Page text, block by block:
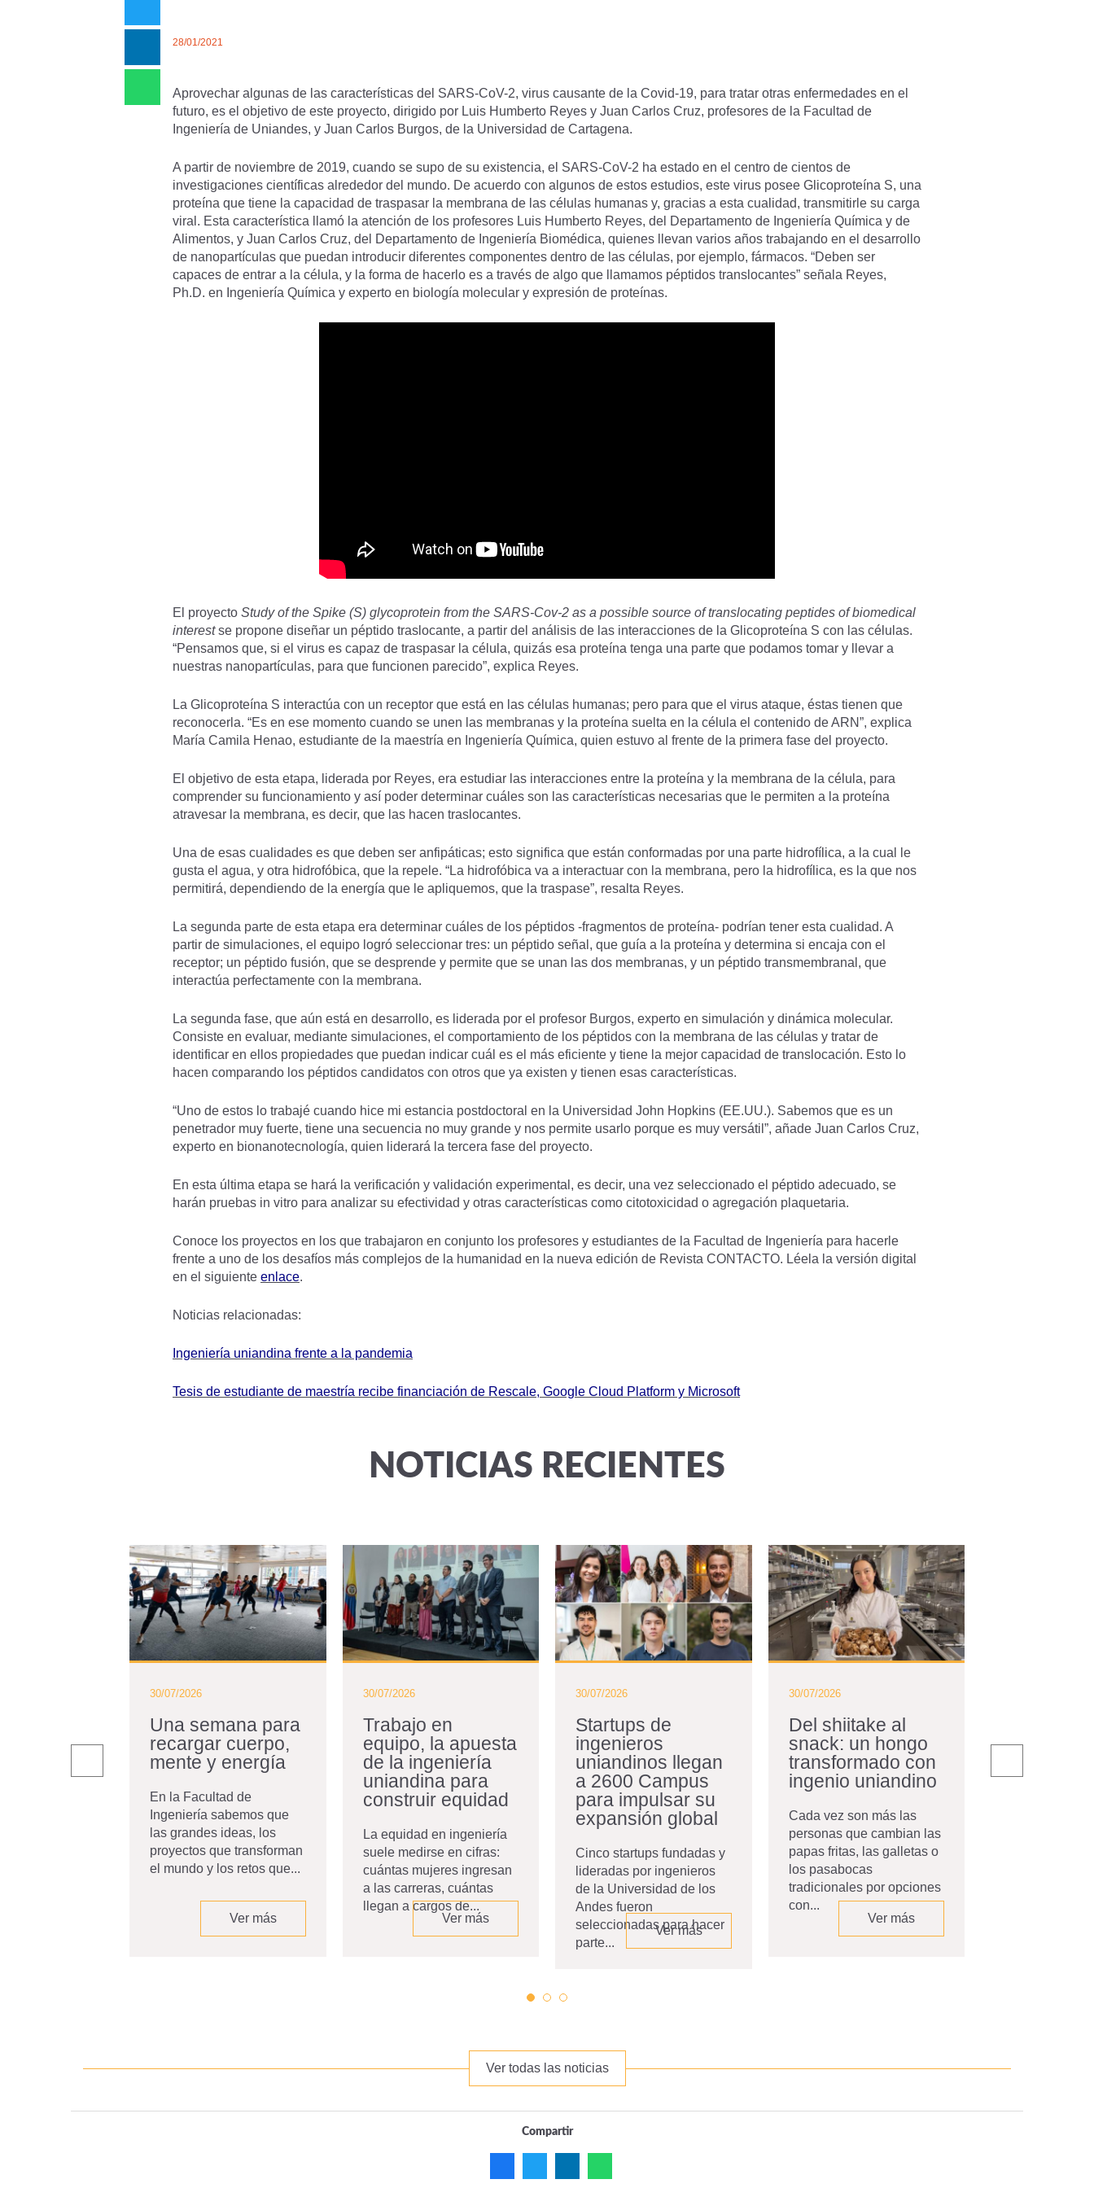
28/01/2021
Aprovechar algunas de las características del SARS-CoV-2, virus causante de la Covid-19, para tratar otras enfermedades en el
futuro, es el objetivo de este proyecto, dirigido por Luis Humberto Reyes y Juan Carlos Cruz, profesores de la Facultad de
Ingeniería de Uniandes, y Juan Carlos Burgos, de la Universidad de Cartagena.
A partir de noviembre de 2019, cuando se supo de su existencia, el SARS-CoV-2 ha estado en el centro de cientos de
investigaciones científicas alrededor del mundo. De acuerdo con algunos de estos estudios, este virus posee Glicoproteína S, una
proteína que tiene la capacidad de traspasar la membrana de las células humanas y, gracias a esta cualidad, transmitirle su carga
viral. Esta característica llamó la atención de los profesores Luis Humberto Reyes, del Departamento de Ingeniería Química y de
Alimentos, y Juan Carlos Cruz, del Departamento de Ingeniería Biomédica, quienes llevan varios años trabajando en el desarrollo
de nanopartículas que puedan introducir diferentes componentes dentro de las células, por ejemplo, fármacos. “Deben ser
capaces de entrar a la célula, y la forma de hacerlo es a través de algo que llamamos péptidos translocantes” señala Reyes,
Ph.D. en Ingeniería Química y experto en biología molecular y expresión de proteínas.
El proyecto Study of the Spike (S) glycoprotein from the SARS-Cov-2 as a possible source of translocating peptides of biomedical
interestse propone diseñar un péptido traslocante, a partir del análisis de las interacciones de la Glicoproteína S con las células.
“Pensamos que, si el virus es capaz de traspasar la célula, quizás esa proteína tenga una parte que podamos tomar y llevar a
nuestras nanopartículas, para que funcionen parecido”, explica Reyes.
La Glicoproteína S interactúa con un receptor que está en las células humanas; pero para que el virus ataque, éstas tienen que
reconocerla. “Es en ese momento cuando se unen las membranas y la proteína suelta en la célula el contenido de ARN”, explica
María Camila Henao, estudiante de la maestría en Ingeniería Química, quien estuvo al frente de la primera fase del proyecto.
El objetivo de esta etapa, liderada por Reyes, era estudiar las interacciones entre la proteína y la membrana de la célula, para
comprender su funcionamiento y así poder determinar cuáles son las características necesarias que le permiten a la proteína
atravesar la membrana, es decir, que las hacen traslocantes.
Una de esas cualidades es que deben ser anfipáticas; esto significa que están conformadas por una parte hidrofílica, a la cual le
gusta el agua, y otra hidrofóbica, que la repele. “La hidrofóbica va a interactuar con la membrana, pero la hidrofílica, es la que nos
permitirá, dependiendo de la energía que le apliquemos, que la traspase”, resalta Reyes.
La segunda parte de esta etapa era determinar cuáles de los péptidos -fragmentos de proteína- podrían tener esta cualidad. A
partir de simulaciones, el equipo logró seleccionar tres: un péptido señal, que guía a la proteína y determina si encaja con el
receptor; un péptido fusión, que se desprende y permite que se unan las dos membranas, y un péptido transmembranal, que
interactúa perfectamente con la membrana.
La segunda fase, que aún está en desarrollo, es liderada por el profesor Burgos, experto en simulación y dinámica molecular.
Consiste en evaluar, mediante simulaciones, el comportamiento de los péptidos con la membrana de las células y tratar de
identificar en ellos propiedades que puedan indicar cuál es el más eficiente y tiene la mejor capacidad de translocación. Esto lo
hacen comparando los péptidos candidatos con otros que ya existen y tienen esas características.
“Uno de estos lo trabajé cuando hice mi estancia postdoctoral en la Universidad John Hopkins (EE.UU.). Sabemos que es un
penetrador muy fuerte, tiene una secuencia no muy grande y nos permite usarlo porque es muy versátil”, añade Juan Carlos Cruz,
experto en bionanotecnología, quien liderará la tercera fase del proyecto.
En esta última etapa se hará la verificación y validación experimental, es decir, una vez seleccionado el péptido adecuado, se
harán pruebas in vitro para analizar su efectividad y otras características como citotoxicidad o agregación plaquetaria.
Conoce los proyectos en los que trabajaron en conjunto los profesores y estudiantes de la Facultad de Ingeniería para hacerle
frente a uno de los desafíos más complejos de la humanidad en la nueva edición de Revista CONTACTO. Léela la versión digital
en el siguiente enlace.
Noticias relacionadas:
Ingeniería uniandina frente a la pandemia
Tesis de estudiante de maestría recibe financiación de Rescale, Google Cloud Platform y Microsoft
NOTICIAS RECIENTES
30/07/2026
Una semana para
recargar cuerpo,
mente y energía
En la Facultad de
Ingeniería sabemos que
las grandes ideas, los
proyectos que transforman
el mundo y los retos que...
Ver más
30/07/2026
Trabajo en
equipo, la apuesta
de la ingeniería
uniandina para
construir equidad
La equidad en ingeniería
suele medirse en cifras:
cuántas mujeres ingresan
a las carreras, cuántas
llegan a cargos de...
Ver más
30/07/2026
Startups de
ingenieros
uniandinos llegan
a 2600 Campus
para impulsar su
expansión global
Cinco startups fundadas y
lideradas por ingenieros
de la Universidad de los
Andes fueron
seleccionadas para hacer
parte...
Ver más
30/07/2026
Del shiitake al
snack: un hongo
transformado con
ingenio uniandino
Cada vez son más las
personas que cambian las
papas fritas, las galletas o
los pasabocas
tradicionales por opciones
con...
Ver más
el nuevo
Ver todas las noticias
Compartir